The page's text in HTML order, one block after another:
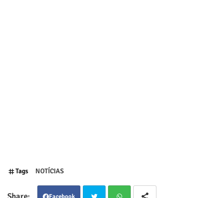
Tags NOTÍCIAS